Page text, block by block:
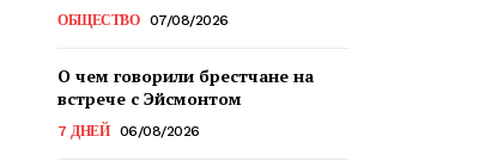
ОБЩЕСТВО 07/08/2026
О чем говорили брестчане на
встрече с Эйсмонтом
7 ДНЕЙ 06/08/2026